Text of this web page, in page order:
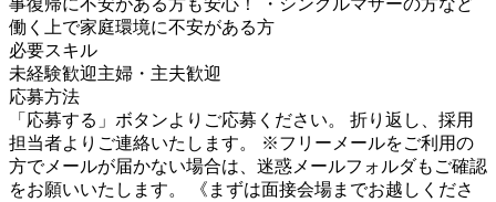
事復帰に不安がある方も安心！ ・シングルマザーの方など
働く上で家庭環境に不安がある方
必要スキル
未経験歓迎主婦・主夫歓迎
応募方法
「応募する」ボタンよりご応募ください。 折り返し、採用
担当者よりご連絡いたします。 ※フリーメールをご利用の
方でメールが届かない場合は、迷惑メールフォルダもご確認
をお願いいたします。 《まずは面接会場までお越しくださ